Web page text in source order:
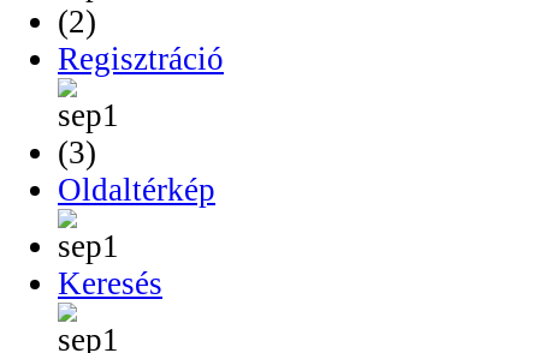
Regisztráció
Oldaltérkép
Keresés